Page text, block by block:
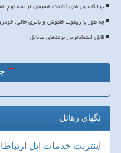
چرا کامیون های کشنده همزمان از سه نوع
چه طور با ریموت خاموش و باتری خالی،
قابل اعتمادترین برندهای موبایل
تگهای رهاتل
اینترنت خدمات اپل